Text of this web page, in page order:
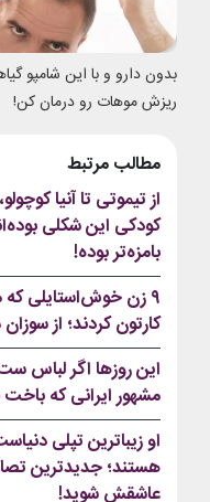
بدون دارو و با این شامپو
ریزش موهات رو درمان کن!
مطالب مرتبط
از تیموتی تا آنیا
کودکی این شکلی
بامزه‌تر بوده!
۹ زن خوش‌استایلی که
کارتون کردند؛ از
مشهور ایرانی که باخت
او زیباترین تپلی
هستند؛ جدیدترین
عاشقش شوید!